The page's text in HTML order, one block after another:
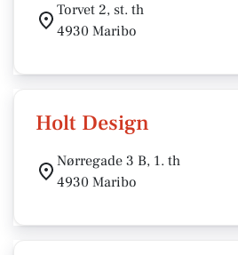
Torvet 2, st. th
4930 Maribo
Holt Design
Nørregade 3 B, 1. th
4930 Maribo